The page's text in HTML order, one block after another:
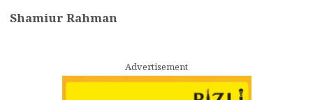
Shamiur Rahman
Advertisement